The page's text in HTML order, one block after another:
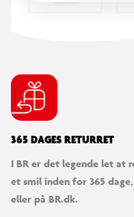
365 DAGES RETURRET
I BR er det legende let at
et smil inden for 365
eller på BR.dk.